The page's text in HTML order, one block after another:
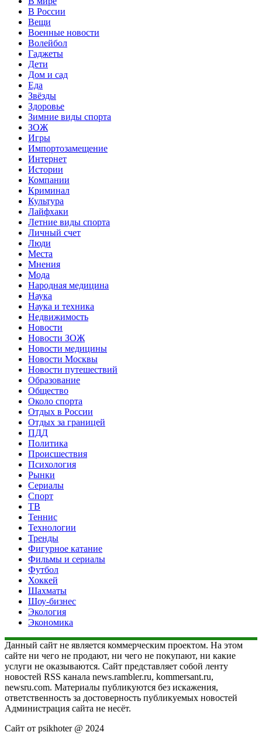
В России
Вещи
Военные новости
Волейбол
Гаджеты
Дети
Дом и сад
Еда
Звёзды
Здоровье
Зимние виды спорта
ЗОЖ
Игры
Импортозамещение
Интернет
Истории
Компании
Криминал
Культура
Лайфхаки
Летние виды спорта
Личный счет
Люди
Места
Мнения
Мода
Народная медицина
Наука
Наука и техника
Недвижимость
Новости
Новости ЗОЖ
Новости медицины
Новости Москвы
Новости путешествий
Образование
Общество
Около спорта
Отдых в России
Отдых за границей
ПДД
Политика
Происшествия
Психология
Рынки
Сериалы
Спорт
ТВ
Теннис
Технологии
Тренды
Фигурное катание
Фильмы и сериалы
Футбол
Хоккей
Шахматы
Шоу-бизнес
Экология
Экономика
Данный сайт не является коммерческим проектом. На этом
сайте ни чего не продают, ни чего не покупают, ни какие
услуги не оказываются. Сайт представляет собой ленту
новостей RSS канала news.rambler.ru, kommersant.ru,
newsru.com. Материалы публикуются без искажения,
ответственность за достоверность публикуемых новостей
Администрация сайта не несёт.
Сайт от psikhoter @ 2024